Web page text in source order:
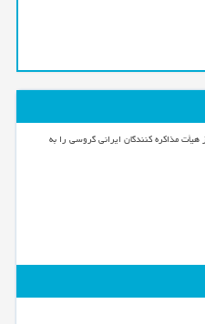
مذاکره کنندگان ایرانی گروسی را به